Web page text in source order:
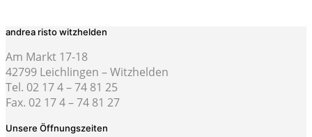
andrea risto witzhelden
Am Markt 17-18
42799 Leichlingen – Witzhelden
Tel. 02 17 4 – 74 81 25
Fax. 02 17 4 – 74 81 27
Unsere Öffnungszeiten